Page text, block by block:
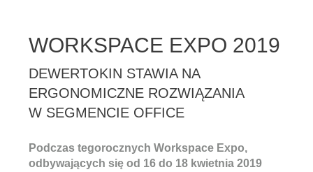
WORKSPACE EXPO 2019
DEWERTOKIN STAWIA NA
ERGONOMICZNE ROZWIĄZANIA
W SEGMENCIE OFFICE
Podczas tegorocznych Workspace Expo,
odbywających się od 16 do 18 kwietnia 2019